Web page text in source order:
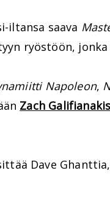
iltansa saava
ryöstöön,
Napoleon,
Zach Galifianakis
Dave